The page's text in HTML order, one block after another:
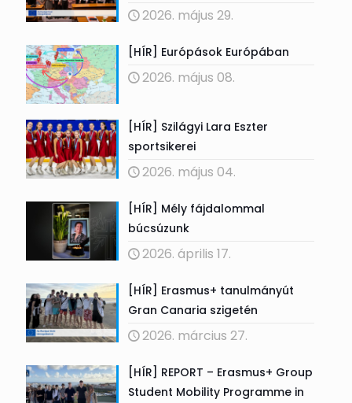
2026. május 29.
[HÍR] Európások Európában
2026. május 08.
[HÍR] Szilágyi Lara Eszter
sportsikerei
2026. május 04.
[HÍR] Mély fájdalommal
búcsúzunk
2026. április 17.
[HÍR] Erasmus+ tanulmányút
Gran Canaria szigetén
2026. március 27.
[HÍR] REPORT – Erasmus+ Group
Student Mobility Programme in